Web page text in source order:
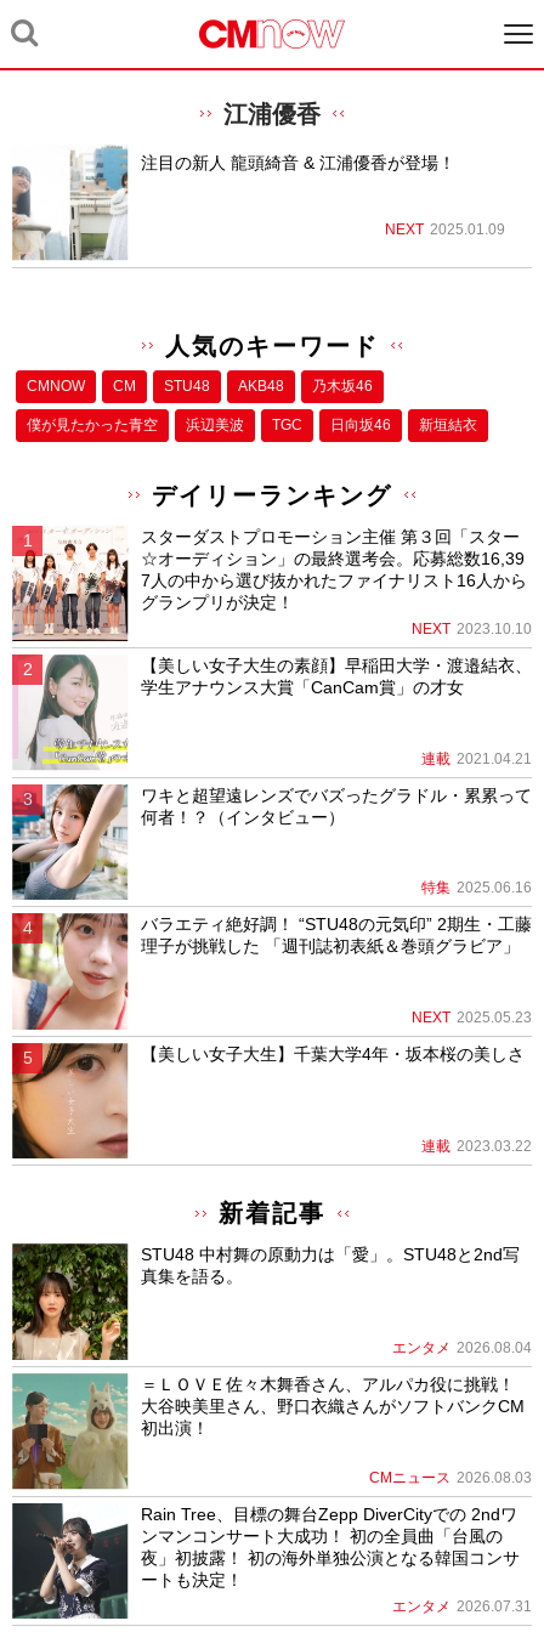
江浦優香
注目の新人 龍頭綺音 & 江浦優香が登場！
NEXT 2025.01.09
人気のキーワード
CMNOW CM STU48 AKB48 乃木坂46
僕が⾒たかった⻘空 浜辺美波 TGC 日向坂46 新垣結衣
デイリーランキング
スターダストプロモーション主催 第３回「スター
☆オーディション」の最終選考会。応募総数16,39
7人の中から選び抜かれたファイナリスト16人から
グランプリが決定！
NEXT 2023.10.10
【美しい女子大生の素顔】早稲田大学・渡邉結衣、
学生アナウンス大賞「CanCam賞」の才女
連載 2021.04.21
ワキと超望遠レンズでバズったグラドル・累累って
何者！？（インタビュー）
特集 2025.06.16
バラエティ絶好調！ “STU48の元気印” 2期生・工藤
理子が挑戦した 「週刊誌初表紙＆巻頭グラビア」
NEXT 2025.05.23
【美しい女子大生】千葉大学4年・坂本桜の美しさ
連載 2023.03.22
新着記事
STU48 中村舞の原動力は「愛」。STU48と2nd写
真集を語る。
エンタメ 2026.08.04
＝ＬＯＶＥ佐々木舞香さん、アルパカ役に挑戦！
大谷映美里さん、野口衣織さんがソフトバンクCM
初出演！
CMニュース 2026.08.03
Rain Tree、目標の舞台Zepp DiverCityでの 2ndワ
ンマンコンサート大成功！ 初の全員曲「台風の
夜」初披露！ 初の海外単独公演となる韓国コンサ
ートも決定！
エンタメ 2026.07.31